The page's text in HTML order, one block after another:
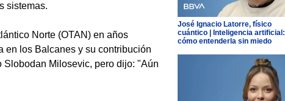
sistemas.
Norte (OTAN) en años
en los Balcanes y su contribución
Milosevic, pero dijo: "Aún
José Ignacio Latorre, físico
cuántico | Inteligencia artificial:
cómo entenderla sin miedo